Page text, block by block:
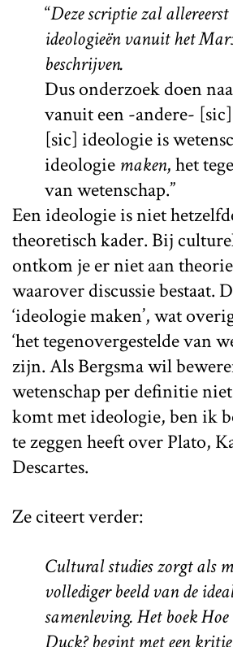
“Deze scriptie zal
ideologieën vanuit het
beschrijven.
Dus onderzoek doen
vanuit een -andere-
[sic] ideologie is
ideologie maken, het
van wetenschap.”
Een ideologie is niet
theoretisch kader. Bij
ontkom je er niet aan
waarover discussie bestaat.
‘ideologie maken’, wat
‘het tegenovergestelde van
zijn. Als Bergsma wil
wetenschap per definitie
komt met ideologie, ben ik
te zeggen heeft over Plato,
Descartes.
Ze citeert verder:
Cultural studies zorgt als
vollediger beeld van de
samenleving. Het boek
Duck? begint met een